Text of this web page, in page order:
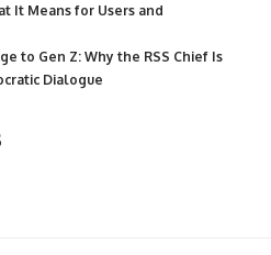
It Means for Users and
to Gen Z: Why the RSS Chief Is
Dialogue